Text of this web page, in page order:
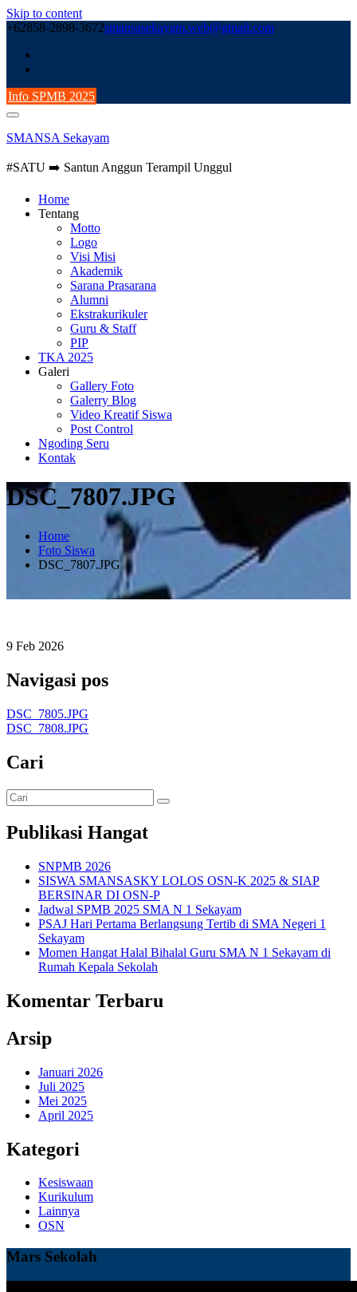
Skip to content
+62858-2898-3672smansasekayam.web@gmail.com
Info SPMB 2025
SMANSA Sekayam
#SATU ➡️ Santun Anggun Terampil Unggul
Home
Tentang
Motto
Logo
Visi Misi
Akademik
Sarana Prasarana
Alumni
Ekstrakurikuler
Guru & Staff
PIP
TKA 2025
Galeri
Gallery Foto
Galerry Blog
Video Kreatif Siswa
Post Control
Ngoding Seru
Kontak
DSC_7807.JPG
Home
Foto Siswa
DSC_7807.JPG
9 Feb 2026
Navigasi pos
DSC_7805.JPG
DSC_7808.JPG
Cari
Publikasi Hangat
SNPMB 2026
SISWA SMANSASKY LOLOS OSN-K 2025 & SIAP
BERSINAR DI OSN-P
Jadwal SPMB 2025 SMA N 1 Sekayam
PSAJ Hari Pertama Berlangsung Tertib di SMA Negeri 1
Sekayam
Momen Hangat Halal Bihalal Guru SMA N 1 Sekayam di
Rumah Kepala Sekolah
Komentar Terbaru
Arsip
Januari 2026
Juli 2025
Mei 2025
April 2025
Kategori
Kesiswaan
Kurikulum
Lainnya
OSN
Mars Sekolah